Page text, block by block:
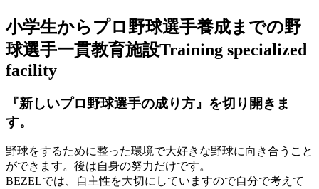
小学生からプロ野球選手養成までの野
球選手一貫教育施設Training specialized
facility
『新しいプロ野球選手の成り方』を切り開きま
す。
野球をするために整った環境で大好きな野球に向き合うこと
ができます。後は自身の努力だけです。
BEZELでは、自主性を大切にしていますので自分で考えて